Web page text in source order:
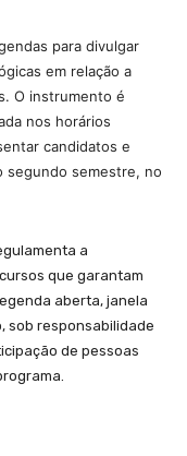
para divulgar
em relação a
O instrumento é
nos horários
candidatos e
segundo semestre, no
a
que garantam
aberta, janela
sob responsabilidade
de pessoas